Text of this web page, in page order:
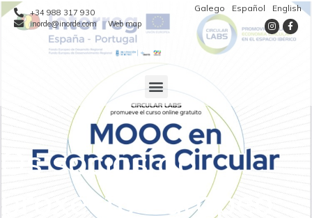
+34 988 317 930
inorde@inorde.com
Web map
Galego Español English
Os socios do
proxecto europeo